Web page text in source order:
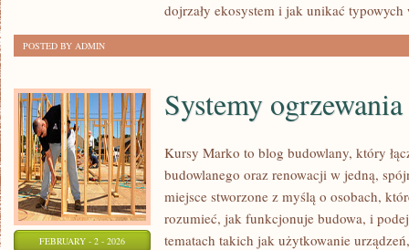
dojrzały ekosystem i jak unikać typowych
POSTED BY ADMIN
FEBRUARY - 2 - 2026
Systemy
Kursy Marko to blog budowlany, który
budowlanego oraz renowacji w jedną,
miejsce stworzone z myślą o osobach,
rozumieć, jak funkcjonuje budowa, i
tematach takich jak użytkowanie